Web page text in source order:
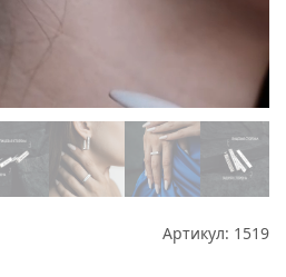
Артикул: 1519